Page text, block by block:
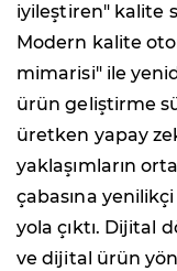
iyileştiren" kalite
Modern kalite
mimarisi" ile
ürün geliştirme
üretken yapay
yaklaşımların
çabasına
yola çıktı. Dijital
ve dijital ürün